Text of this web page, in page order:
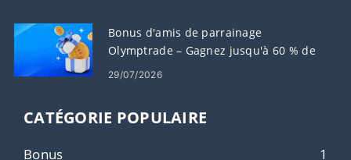
Bonus d'amis de parrainage
Olymptrade – Gagnez jusqu'à 60 % de
commission sur les parrainages
29/07/2026
CATÉGORIE POPULAIRE
Bonus 1